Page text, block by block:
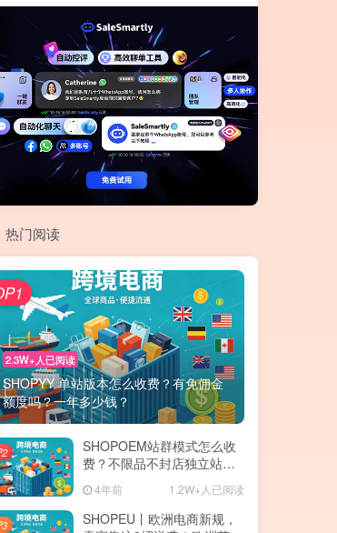
热门阅读
2.3W+人已阅读
SHOPYY 单站版本怎么收费？有免佣金
额度吗？一年多少钱？
SHOPOEM站群模式怎么收
费？不限品不封店独立站站
群，送10个企业版网站！建
站全免费！开通找站长
4年前 1.2W+人已阅读
SHOPEU丨欧洲电商新规，